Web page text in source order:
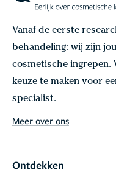
Vanaf de eerste
behandeling: wij zijn
cosmetische ingrepen.
keuze te maken voor
specialist.
Meer over ons
Ontdekken